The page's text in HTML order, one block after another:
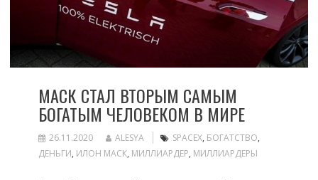
МАСК СТАЛ ВТОРЫМ САМЫМ
БОГАТЫМ ЧЕЛОВЕКОМ В МИРЕ
26.11.2020 ALESYA SPACEX, БОГАТСТВО,
ДЕНЬГИ, ИЛОН МАСК, МИЛЛИАРДЕР, МИЛЛИАРДЕРЫ